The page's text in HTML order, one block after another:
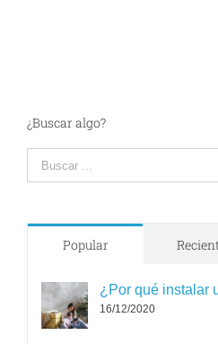
¿Buscar algo?
Search
for:
Popular
¿Por qué instalar
16/12/2020